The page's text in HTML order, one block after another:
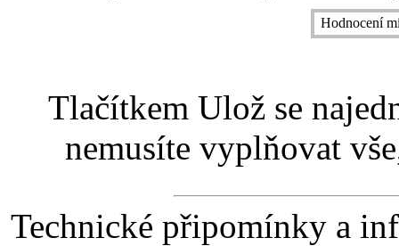
Hodnocení
Tlačítkem Ulož se
nemusíte vyplňovat
Technické připomínky a